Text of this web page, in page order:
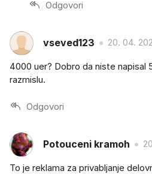
Odgovori
vseved123 20. 04.
4000 uer? Dobro da niste napisal
razmislu.
Odgovori
Potouceni kramoh
To je reklama za privabljanje